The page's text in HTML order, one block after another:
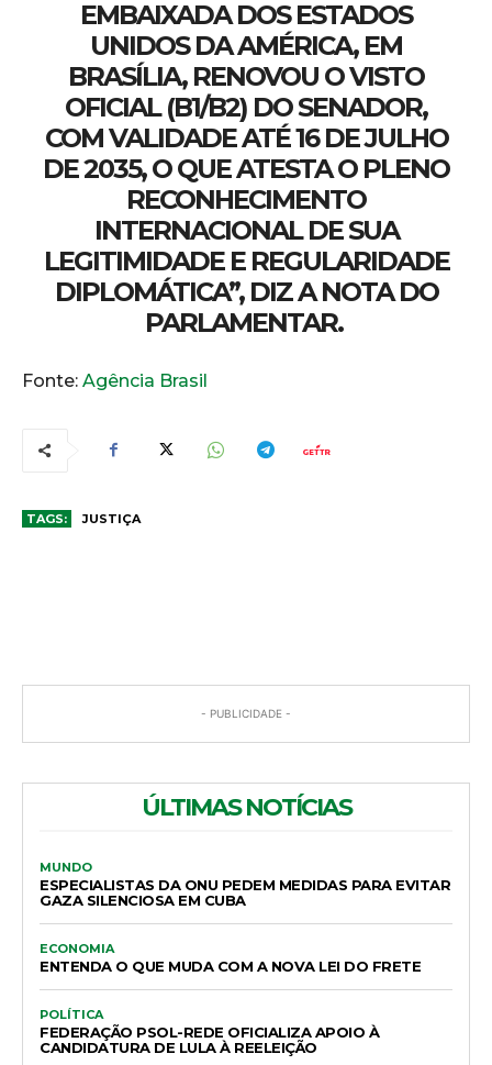
EMBAIXADA DOS ESTADOS
UNIDOS DA AMÉRICA, EM
BRASÍLIA, RENOVOU O VISTO
OFICIAL (B1/B2) DO SENADOR,
COM VALIDADE ATÉ 16 DE JULHO
DE 2035, O QUE ATESTA O PLENO
RECONHECIMENTO
INTERNACIONAL DE SUA
LEGITIMIDADE E REGULARIDADE
DIPLOMÁTICA”, DIZ A NOTA DO
PARLAMENTAR.
Fonte: Agência Brasil
TAGS: JUSTIÇA
- PUBLICIDADE -
ÚLTIMAS NOTÍCIAS
MUNDO
ESPECIALISTAS DA ONU PEDEM MEDIDAS PARA EVITAR
GAZA SILENCIOSA EM CUBA
ECONOMIA
ENTENDA O QUE MUDA COM A NOVA LEI DO FRETE
POLÍTICA
FEDERAÇÃO PSOL-REDE OFICIALIZA APOIO À
CANDIDATURA DE LULA À REELEIÇÃO